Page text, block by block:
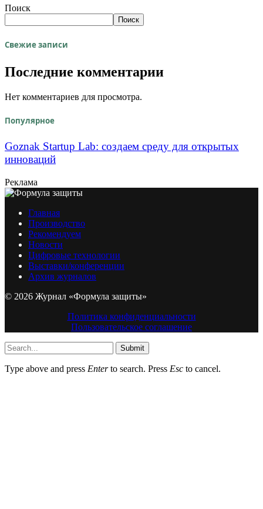
Поиск
Поиск
Свежие записи
Последние комментарии
Нет комментариев для просмотра.
Популярное
Goznak Startup Lab: создаем среду для открытых
инноваций
Реклама
Главная
Производство
Рекомендуем
Новости
Цифровые технологии
Выставки/конференции
Архив журналов
© 2026 Журнал «Формула защиты»
Политика конфиденциальности
Пользовательское соглашение
Submit
Type above and press Enterto search. Press Esc to cancel.